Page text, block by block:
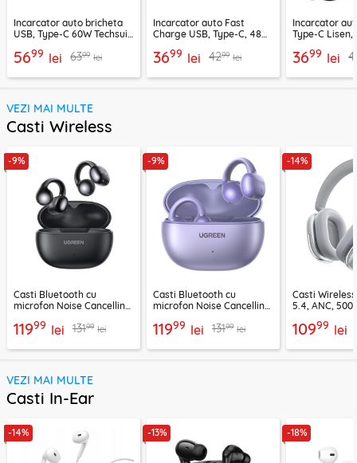
Incarcator auto bricheta
USB, Type-C 60W Techsuit
5699 lei 6399 lei
Incarcator auto Fast
Charge USB, Type-C, 48W
3699 lei 4299 lei
Incarcator
Type-C Lisen,
3699 lei
VEZI MAI MULTE
Casti Wireless
-9%
Casti Bluetooth cu
microfon Noise Cancelling
11999 lei 13199 lei
-9%
Casti Bluetooth cu
microfon Noise Cancelling
11999 lei 13199 lei
-14%
Casti
5.4, ANC,
10999 lei
VEZI MAI MULTE
Casti In-Ear
-14% -13% -18%